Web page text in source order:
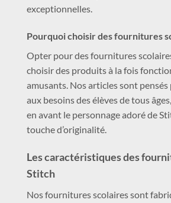
exceptionnelles.
Pourquoi choisir des fournitures
Opter pour des fournitures
choisir des produits à la fois
amusants. Nos articles sont
aux besoins des élèves de tous
en avant le personnage adoré de
touche d’originalité.
Les caractéristiques des
Stitch
Nos fournitures scolaires sont